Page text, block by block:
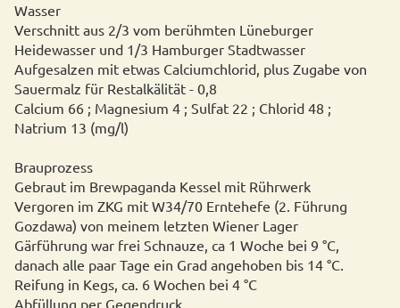
Wasser
Verschnitt aus 2/3 vom berühmten Lüneburger
Heidewasser und 1/3 Hamburger Stadtwasser
Aufgesalzen mit etwas Calciumchlorid, plus Zugabe von
Sauermalz für Restalkälität - 0,8
Calcium 66 ; Magnesium 4 ; Sulfat 22 ; Chlorid 48 ;
Natrium 13 (mg/l)
Brauprozess
Gebraut im Brewpaganda Kessel mit Rührwerk
Vergoren im ZKG mit W34/70 Erntehefe (2. Führung
Gozdawa) von meinem letzten Wiener Lager
Gärführung war frei Schnauze, ca 1 Woche bei 9 °C,
danach alle paar Tage ein Grad angehoben bis 14 °C.
Reifung in Kegs, ca. 6 Wochen bei 4 °C
Abfüllung per Gegendruck